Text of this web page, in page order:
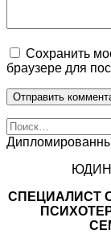
Сохранить
браузере для
Search
for:
СПЕЦИАЛИСТ